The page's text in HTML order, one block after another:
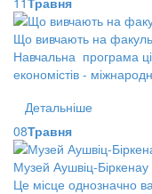
Що вивчають на
Навчальна програма
економістів -
Детальніше
08Травня
Музей Аушвіц-Біркенау
Це місце однозначно